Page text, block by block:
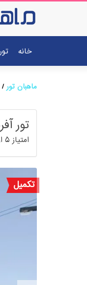
خانه
ماهبان تور
تور
امتیاز5
تکمیل